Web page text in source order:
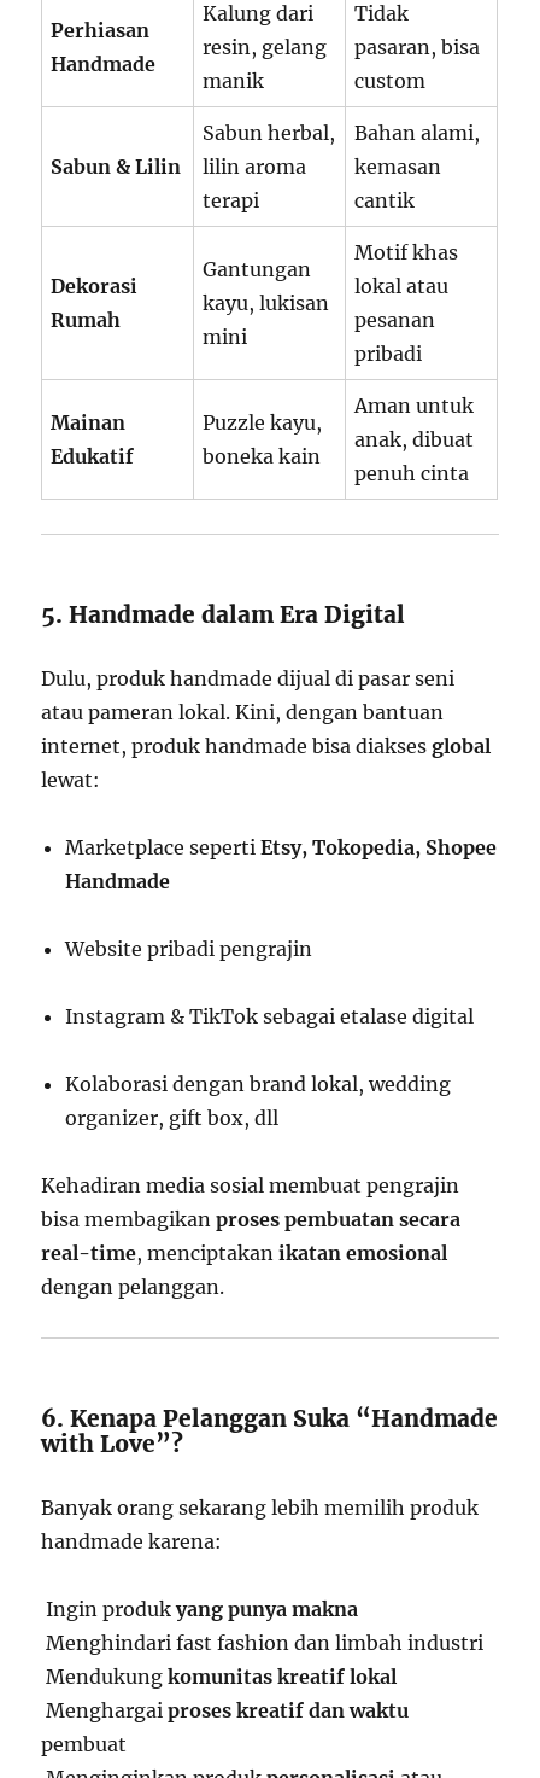
Perhiasan
Handmade
Kalung dari
resin, gelang
manik
Tidak
pasaran, bisa
custom
Sabun & Lilin
Sabun herbal,
lilin aroma
terapi
Bahan alami,
kemasan
cantik
Dekorasi
Rumah
Gantungan
kayu, lukisan
mini
Motif khas
lokal atau
pesanan
pribadi
Mainan
Edukatif
Puzzle kayu,
boneka kain
Aman untuk
anak, dibuat
penuh cinta
5. Handmade dalam Era Digital
Dulu, produk handmade dijual di pasar seni
atau pameran lokal. Kini, dengan bantuan
internet, produk handmade bisa diaksesglobal
lewat:
Marketplace sepertiEtsy, Tokopedia, Shopee
Handmade
Website pribadi pengrajin
Instagram & TikTok sebagai etalase digital
Kolaborasi dengan brand lokal, wedding
organizer, gift box, dll
Kehadiran media sosial membuat pengrajin
bisa membagikanproses pembuatan secara
real-time, menciptakanikatan emosional
dengan pelanggan.
6. Kenapa Pelanggan Suka “Handmade
with Love”?
Banyak orang sekarang lebih memilih produk
handmade karena:
Ingin produkyang punya makna
Menghindari fast fashion dan limbah industri
Mendukungkomunitas kreatif lokal
Menghargaiproses kreatif dan waktu
pembuat